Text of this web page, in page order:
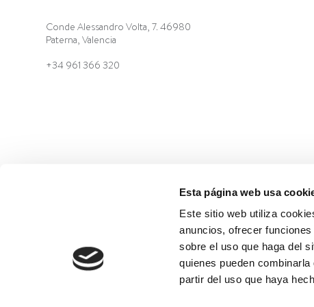
Esta página web usa
Este sitio web utiliza
anuncios, ofrecer
sobre el uso que haga del
quienes pueden
partir del uso que haya
Conde Alessandro Volta, 7. 46980
Paterna, Valencia
+34 961 366 320